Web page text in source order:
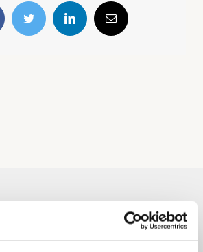
Twitter LinkedInE-
mail
met telefoonnummer: